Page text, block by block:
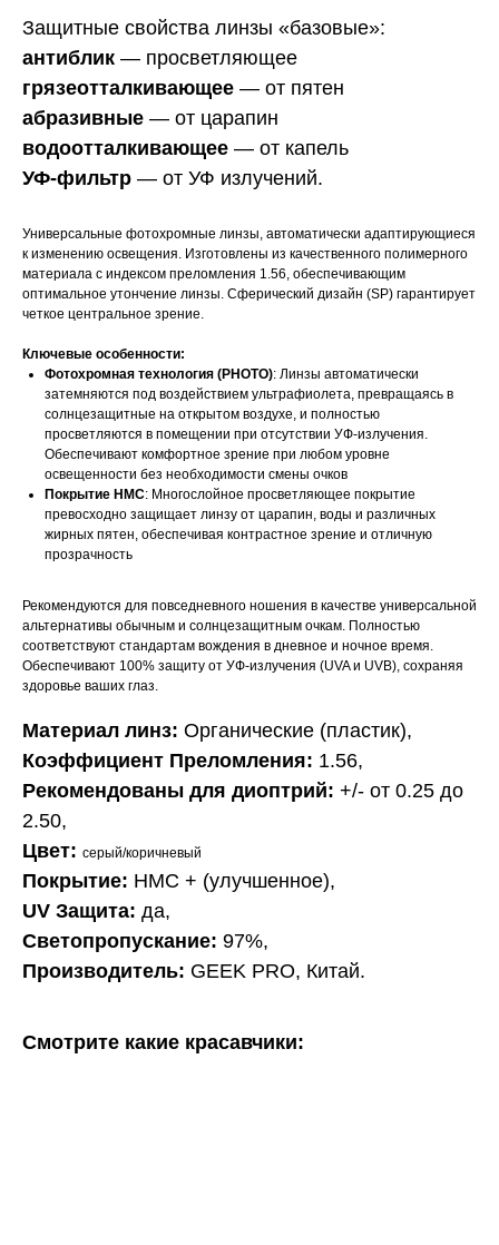
Защитные свойства линзы «базовые»:
антиблик — просветляющее
грязеотталкивающее — от пятен
абразивные — от царапин
водоотталкивающее — от капель
УФ-фильтр — от УФ излучений.
Универсальные фотохромные линзы, автоматически адаптирующиеся
к изменению освещения. Изготовлены из качественного полимерного
материала с индексом преломления 1.56, обеспечивающим
оптимальное утончение линзы. Сферический дизайн (SP) гарантирует
четкое центральное зрение.
Ключевые особенности:
Фотохромная технология (PHOTO): Линзы автоматически
затемняются под воздействием ультрафиолета, превращаясь в
солнцезащитные на открытом воздухе, и полностью
просветляются в помещении при отсутствии УФ-излучения.
Обеспечивают комфортное зрение при любом уровне
освещенности без необходимости смены очков
Покрытие HMC: Многослойное просветляющее покрытие
превосходно защищает линзу от царапин, воды и различных
жирных пятен, обеспечивая контрастное зрение и отличную
прозрачность
Рекомендуются для повседневного ношения в качестве универсальной
альтернативы обычным и солнцезащитным очкам. Полностью
соответствуют стандартам вождения в дневное и ночное время.
Обеспечивают 100% защиту от УФ-излучения (UVA и UVB), сохраняя
здоровье ваших глаз.
Материал линз: Органические (пластик),
Коэффициент Преломления: 1.56,
Рекомендованы для диоптрий: +/- от 0.25 до
2.50,
Цвет: серый/коричневый
Покрытие: HMC + (улучшенное),
UV Защита: да,
Светопропускание: 97%,
Производитель: GEEK PRO, Китай.
Смотрите какие красавчики: